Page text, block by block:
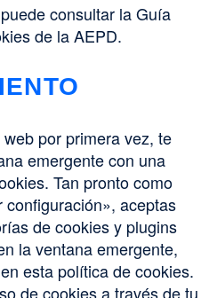
consultar la Guía
de la AEPD.
por primera vez, te
emergente con una
Tan pronto como
aceptas
de cookies y plugins
la ventana emergente,
esta política de cookies.
de cookies a través de tu